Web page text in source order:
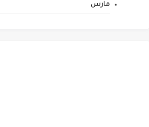
مارس